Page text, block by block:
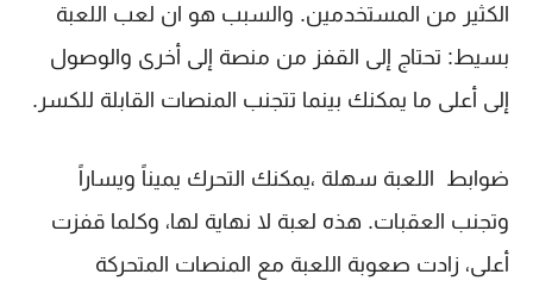
الكثير من المستخدمين. والسبب هو ان لعب اللعبة
بسيط: تحتاج إلى القفز من منصة إلى أخرى والوصول
إلى أعلى ما يمكنك بينما تتجنب المنصات القابلة للكسر.
ضوابط اللعبة سهلة ،يمكنك التحرك يميناً ويساراً
وتجنب العقبات. هذه لعبة لا نهاية لها، وكلما قفزت
أعلى، زادت صعوبة اللعبة مع المنصات المتحركة